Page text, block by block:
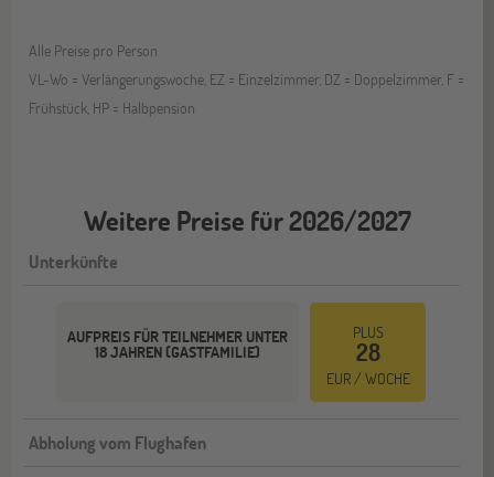
Alle Preise pro Person
VL-Wo = Verlängerungswoche, EZ = Einzelzimmer, DZ = Doppelzimmer, F =
Frühstück, HP = Halbpension
Weitere Preise für 2026/2027
Unterkünfte
AUFPREIS FÜR TEILNEHMER UNTER
18 JAHREN (GASTFAMILIE)
PLUS
28
EUR / WOCHE
Abholung vom Flughafen